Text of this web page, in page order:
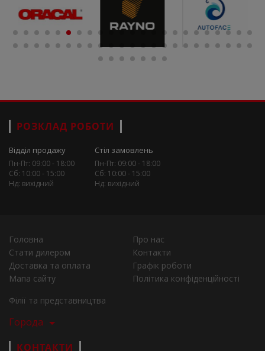
РОЗКЛАД РОБОТИ
Відділ продажу
Пн-Пт: 09:00 - 18:00
Сб: 10:00 - 15:00
Нд: вихідний
Стіл замовлень
Пн-Пт: 09:00 - 18:00
Сб: 10:00 - 15:00
Нд: вихідний
Головна
Про нас
Стати дилером
Контакти
Доставка та оплата
Графік роботи
Мапа сайту
Політика конфіденційності
Філії та представництва
Города
КОНТАКТИ